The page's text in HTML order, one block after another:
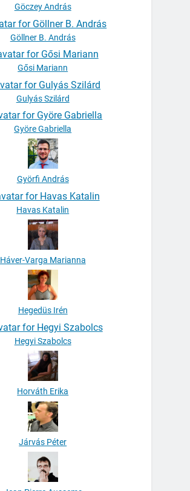
Göczey András
Göllner B. András
Gősi Mariann
Gulyás Szilárd
Györe Gabriella
Györfi András
Havas Katalin
Háver-Varga Marianna
Hegedüs Irén
Hegyi Szabolcs
Horváth Erika
Járvás Péter